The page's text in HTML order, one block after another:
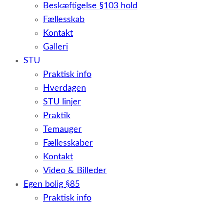
Beskæftigelse §103 hold
Fællesskab
Kontakt
Galleri
STU
Praktisk info
Hverdagen
STU linjer
Praktik
Temauger
Fællesskaber
Kontakt
Video & Billeder
Egen bolig §85
Praktisk info